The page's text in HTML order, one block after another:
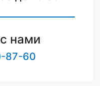
нами
87-60